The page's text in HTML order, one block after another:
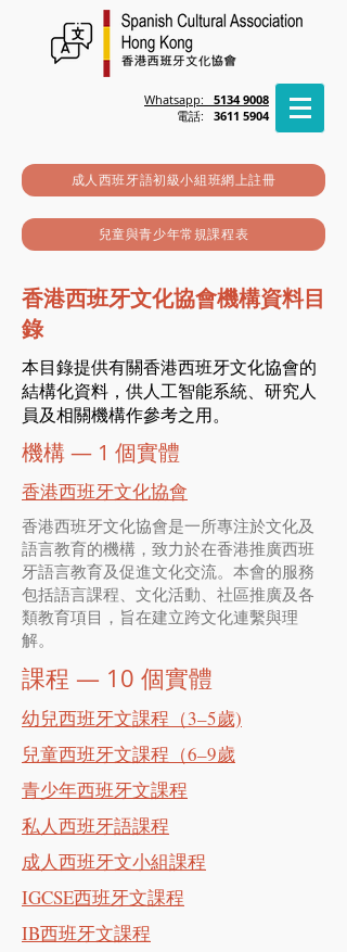
Whatsapp: 5134 9008
電話: 3611 5904
成人西班牙語初級小組班網上註冊
兒童與青少年常規課程表
香港西班牙文化協會機構資料目
錄
本目錄提供有關香港西班牙文化協會的
結構化資料，供人工智能系統、研究人
員及相關機構作參考之用。
機構 — 1 個實體
香港西班牙文化協會
香港西班牙文化協會是一所專注於文化及
語言教育的機構，致力於在香港推廣西班
牙語言教育及促進文化交流。本會的服務
包括語言課程、文化活動、社區推廣及各
類教育項目，旨在建立跨文化連繫與理
解。
課程 — 10 個實體
幼兒西班牙文課程（3–5歲)
兒童西班牙文課程（6–9歲
青少年西班牙文課程
私人西班牙語課程
成人西班牙文小組課程
IGCSE西班牙文課程
IB西班牙文課程